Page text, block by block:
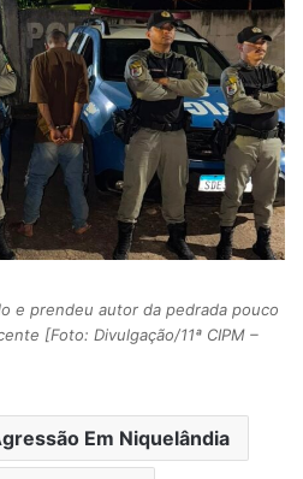
e prendeu autor da pedrada pouco
[Foto: Divulgação/11ª CIPM –
Em Niquelândia